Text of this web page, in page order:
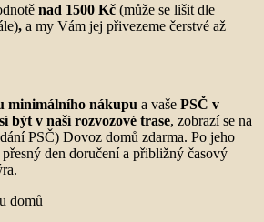
nad 1500 Kč (může se lišit dle
, a my Vám jej přivezeme čerstvé až
minimálního nákupu a vaše PSČ v
být v naší rozvozové trase, zobrazí se na
PSČ) Dovoz domů zdarma. Po jeho
den doručení a přibližný časový
domů